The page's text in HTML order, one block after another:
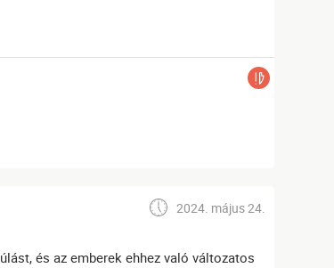
2024. május 24.
és az emberek ehhez való változatos